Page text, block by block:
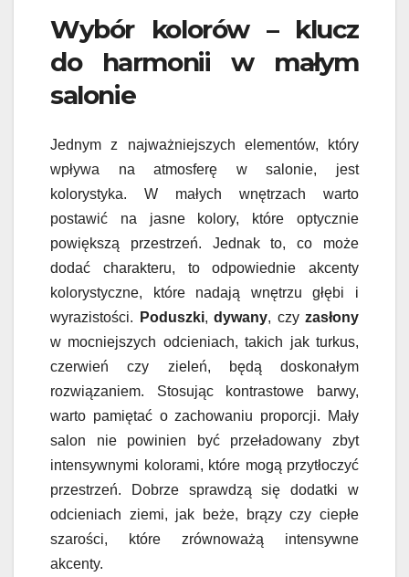
Wybór kolorów – klucz
do harmonii w małym
salonie
Jednym z najważniejszych elementów, który
wpływa na atmosferę w salonie, jest
kolorystyka. W małych wnętrzach warto
postawić na jasne kolory, które optycznie
powiększą przestrzeń. Jednak to, co może
dodać charakteru, to odpowiednie akcenty
kolorystyczne, które nadają wnętrzu głębi i
wyrazistości.
Poduszki, dywany, czy zasłony
w mocniejszych odcieniach, takich jak turkus,
czerwień czy zieleń, będą doskonałym
rozwiązaniem. Stosując kontrastowe barwy,
warto pamiętać o zachowaniu proporcji. Mały
salon nie powinien być przeładowany zbyt
intensywnymi kolorami, które mogą przytłoczyć
przestrzeń. Dobrze sprawdzą się dodatki w
odcieniach ziemi, jak beże, brązy czy ciepłe
szarości, które zrównoważą intensywne
akcenty.